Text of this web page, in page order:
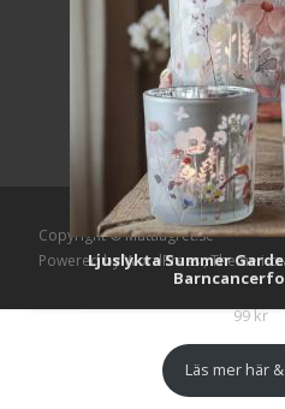
Ljuslykta Summer
99kr
Läs mer här
Copyright © Mattlagret.se
Powered by WordPress, Themei-